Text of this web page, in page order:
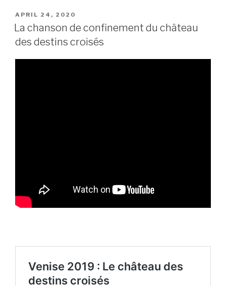
POSTED
ON
APRIL 24, 2020
La chanson de confinement du château
des destins croisés